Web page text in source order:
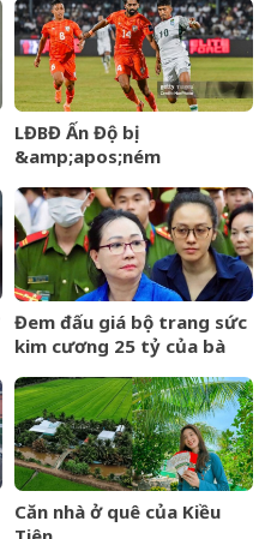
Day&amp;apos; lên tiếng
về tin đồn liên quan đến
Thành Long
LĐBĐ Ấn Độ bị
&amp;apos;ném
mang đội hình B dự giải Vô
địch ĐNÁ của FIFA
Đem đấu giá bộ trang sức
kim cương 25 tỷ của bà
hóa đơn nhưng món đắt
nhất giá 9,4 tỷ
Căn nhà ở quê của Kiều